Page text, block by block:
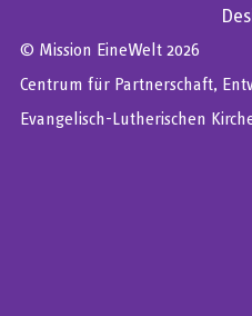
© Mission EineWelt 2026
Centrum für Partnerschaft,
Evangelisch-Lutherischen